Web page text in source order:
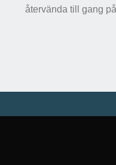
återvända till gang